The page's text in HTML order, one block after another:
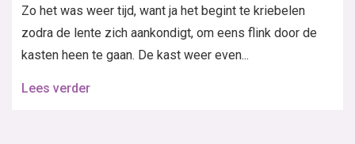
Zo het was weer tijd, want ja het begint te kriebelen
zodra de lente zich aankondigt, om eens flink door de
kasten heen te gaan. De kast weer even...
Lees verder